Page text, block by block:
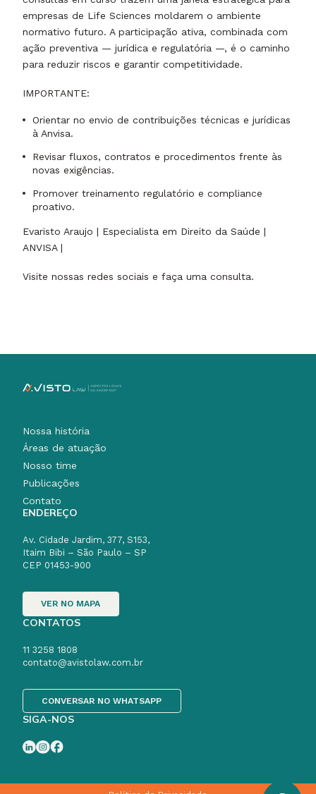
empresas de Life Sciences moldarem o ambiente
normativo futuro. A participação ativa, combinada com
ação preventiva — jurídica e regulatória —, é o caminho
para reduzir riscos e garantir competitividade.
IMPORTANTE:
Orientar no envio de contribuições técnicas e jurídicas
à Anvisa.
Revisar fluxos, contratos e procedimentos frente às
novas exigências.
Promover treinamento regulatório e compliance
proativo.
Evaristo Araujo | Especialista em Direito da Saúde |
ANVISA |
Visite nossas redes sociais e faça uma consulta.
Nossa história
Áreas de atuação
Nosso time
Publicações
Contato
ENDEREÇO
Av. Cidade Jardim, 377, S153,
Itaim Bibi – São Paulo – SP
CEP 01453-900
VER NO MAPA
CONTATOS
11 3258 1808
contato@avistolaw.com.br
CONVERSAR NO WHATSAPP
SIGA-NOS